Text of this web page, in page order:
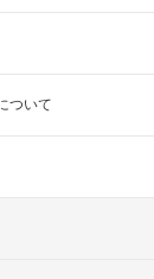
ついて